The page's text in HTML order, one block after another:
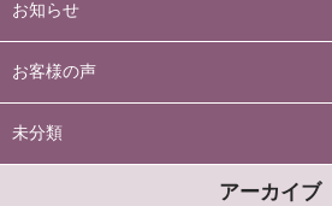
お知らせ
お客様の声
未分類
アーカイブ